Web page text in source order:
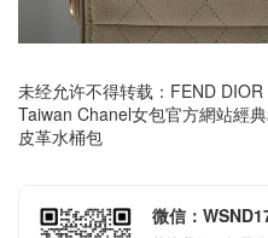
未经允许不得转载： FEND
Taiwan Chanel女包官方網站經
皮革水桶包
微信：